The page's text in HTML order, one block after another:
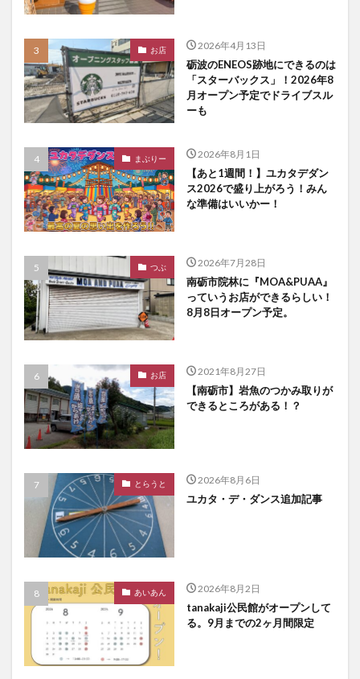
お店 2026年4月13日
砺波のENEOS跡地にできるのは
「スターバックス」！2026年8
月オープン予定でドライブスル
ーも
まぶりー 2026年8月1日
【あと1週間！】ユカタデダン
ス2026で盛り上がろう！みん
な準備はいいかー！
つぶ 2026年7月28日
南砺市院林に『MOA&PUAA』
っていうお店ができるらしい！
8月8日オープン予定。
お店 2021年8月27日
【南砺市】岩魚のつかみ取りが
できるところがある！？
とらうと 2026年8月6日
ユカタ・デ・ダンス追加記事
あいあん 2026年8月2日
tanakaji公民館がオープンして
る。9月までの2ヶ月間限定